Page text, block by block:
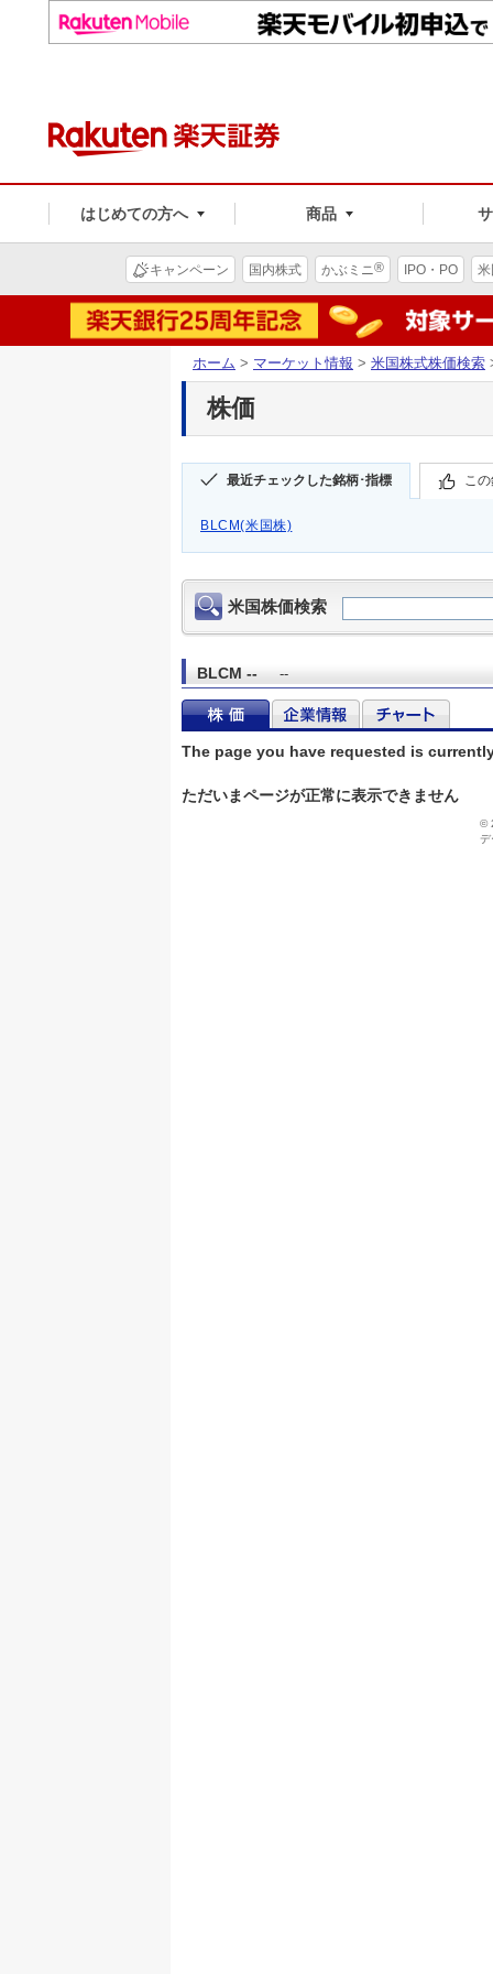
はじめての方へ 商品
キャンペーン 国内株式 かぶミニ® IPO・PO
ホーム > マーケット情報 > 米国株式株価検索
株価
最近チェックした銘柄･指標 こ
BLCM(米国株)